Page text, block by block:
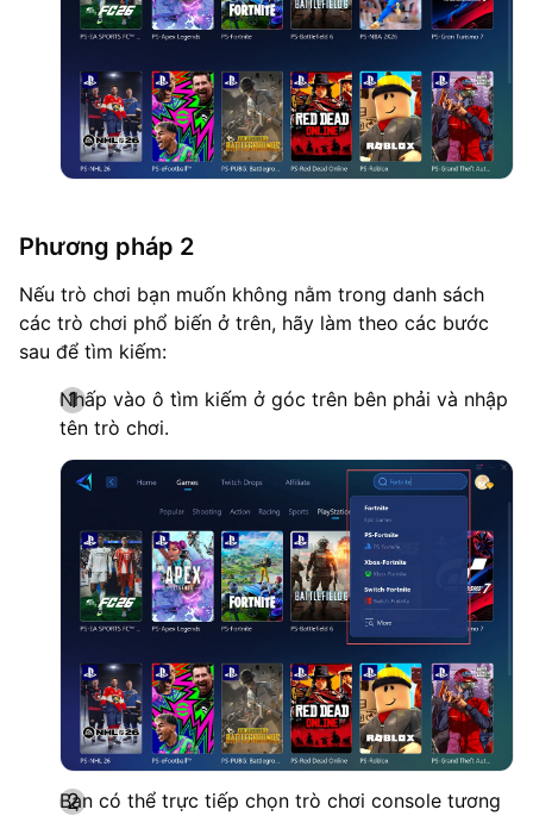
Phương pháp 2
Nếu trò chơi bạn muốn không nằm trong danh sách
các trò chơi phổ biến ở trên, hãy làm theo các bước
sau để tìm kiếm:
Nhấp vào ô tìm kiếm ở góc trên bên phải và nhập
tên trò chơi.
Bạn có thể trực tiếp chọn trò chơi console tương